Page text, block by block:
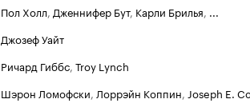
Пол Холл, Дженнифер Бут, Карли Брилья, ...
Джозеф Уайт
Ричард Гиббс, Troy Lynch
Шэрон Ломофски, Лоррэйн Коппин, Joseph E.